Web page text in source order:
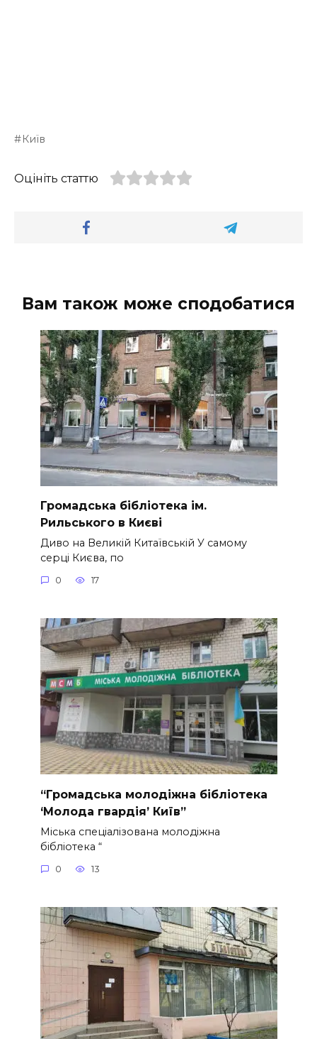
Київ
Оцініть статтю
Вам також може сподобатися
Громадська бібліотека ім.
Рильського в Києві
Диво на Великій Китаївській У самому
серці Києва, по
0 17
“Громадська молодіжна бібліотека
‘Молода гвардія’ Київ”
Міська спеціалізована молодіжна
бібліотека “
0 13